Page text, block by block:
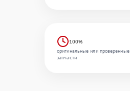
100%
оригинальные или проверенные
запчасти